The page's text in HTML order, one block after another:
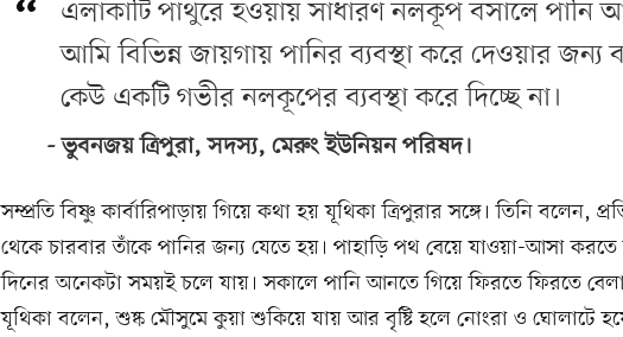
এলাকাটি পাথুরে হওয়ায় সাধারণ নলকূপ বসালে পানি
আমি বিভিন্ন জায়গায় পানির ব্যবস্থা করে দেওয়ার জন্য
কেউ একটি গভীর নলকূপের ব্যবস্থা করে দিচ্ছে না।
ভুবনজয় ত্রিপুরা, সদস্য, মেরুং ইউনিয়ন পরিষদ।
সম্প্রতি বিষ্ণু কার্বারিপাড়ায় গিয়ে কথা হয় যূথিকা ত্রিপুরার সঙ্গে। তিনি বলেন,
থেকে চারবার তাঁকে পানির জন্য যেতে হয়। পাহাড়ি পথ বেয়ে যাওয়া-আসা
দিনের অনেকটা সময়ই চলে যায়। সকালে পানি আনতে গিয়ে ফিরতে ফিরতে
যূথিকা বলেন, শুষ্ক মৌসুমে কুয়া শুকিয়ে যায় আর বৃষ্টি হলে নোংরা ও ঘোলাটে